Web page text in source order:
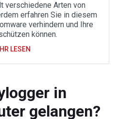
verschiedene Arten von
erfahren Sie in diesem
verhindern und Ihre
können.
LESEN
in
gelangen?